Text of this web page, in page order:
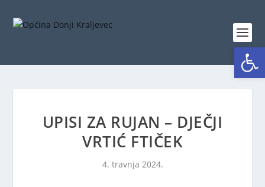
UPISI ZA RUJAN – DJEČJI
VRTIĆ FTIČEK
4. travnja 2024.
Open toolbar